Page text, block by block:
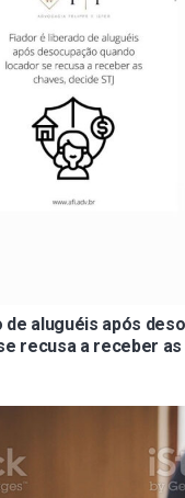
de aluguéis após
recusa a receber